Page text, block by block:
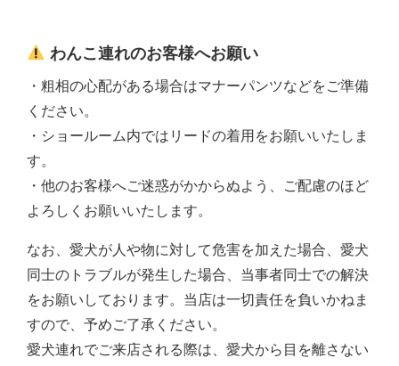
わんこ連れのお客様へお願い
・粗相の心配がある場合はマナーパンツなどをご準備
ください。
・ショールーム内ではリードの着用をお願いいたしま
す。
・他のお客様へご迷惑がかからぬよう、ご配慮のほど
よろしくお願いいたします。
なお、愛犬が人や物に対して危害を加えた場合、愛犬
同士のトラブルが発生した場合、当事者同士での解決
をお願いしております。当店は一切責任を負いかねま
すので、予めご了承ください。
愛犬連れでご来店される際は、愛犬から目を離さない